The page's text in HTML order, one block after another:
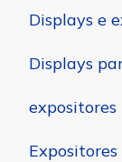
Displays e
Displays